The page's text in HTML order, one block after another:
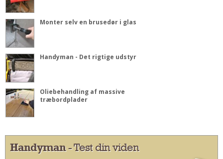
Monter selv en brusedør i glas
Handyman - Det rigtige udstyr
Oliebehandling af massive
træbordplader
Handyman- Test din viden